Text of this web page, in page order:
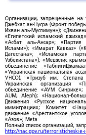
Организации, запрещенные на
Джебхат ан-Нусра (Фронт
Ихван аль-Муслимун»);
«Египетский исламский
«Асбат аль-Ансар»; «Партия
Ислами»); «Имарат Кавказ»
Дагестана»; «Исламская
Узбекистана»); «Меджлис
объединение
«Украинская национальная
УНСО); «Тризуб им. Степана
Украинская организация
объединение «АУМ Синрике»;
AUM, Aleph); «Национал-
Движения «Русское
иммиграции»; Комитет
движение «Арестантское
«Азов»; Meta
Полный список организаций,
http://nac.gov.ru/